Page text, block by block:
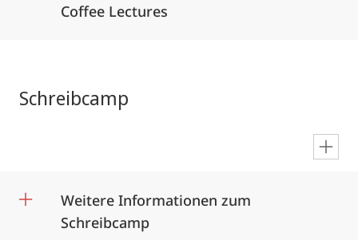
Coffee Lectures
Schreibcamp
Weitere Informationen zum
Schreibcamp